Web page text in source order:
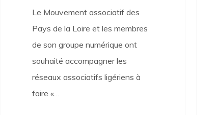
Le Mouvement associatif des
Pays de la Loire et les membres
de son groupe numérique ont
souhaité accompagner les
réseaux associatifs ligériens à
faire «…